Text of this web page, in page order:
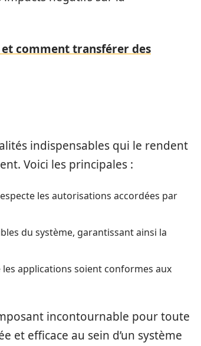
comment transférer des
indispensables qui le rendent
Voici les principales :
les autorisations accordées par
du système, garantissant ainsi la
les applications soient conformes aux
incontournable pour toute
et efficace au sein d’un système